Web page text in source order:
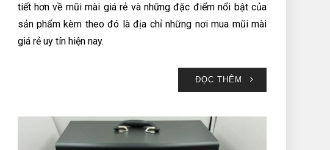
tiết hơn về mũi mài giá rẻ và những đặc điểm nổi bật của
sản phẩm kèm theo đó là địa chỉ những nơi mua mũi mài
giá rẻ uy tín hiện nay.
ĐỌC THÊM